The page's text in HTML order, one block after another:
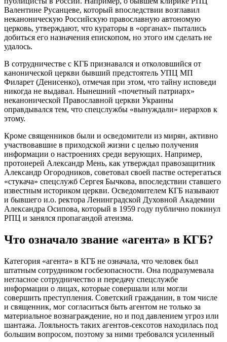
Валентине Русанцеве, который впоследствии возглавил
неканоническую Российскую православную автономую
церковь, утверждают, что кураторы в «органах» пытались
добиться его назначения епископом, но этого им сделать не
удалось.
В сотрудничестве с КГБ признавался и отколовшийся от
канонической церкви бывший предстоятель УПЦ МП
Филарет (Денисенко), отмечая при этом, что тайну исповеди
никогда не выдавал. Нынешний «почетный патриарх»
неканонической Православной церкви Украины
оправдывался тем, что спецслужбы «вынуждали» иерархов к
этому.
Кроме священников были и осведомители из мирян, активно
участвовавшие в приходской жизни с целью получения
информации о настроениях среди верующих. Например,
протоиерей Александр Мень, как утверждал правозащитник
Александр Огородников, советовал своей пастве остерегаться
«стукача» спецслужб Сергея Бычкова, впоследствии ставшего
известным историком церкви. Осведомителем КГБ называют
и бывшего и.о. ректора Ленинградской Духовной Академии
Александра Осипова, который в 1959 году публично покинул
РПЦ и занялся пропагандой атеизма.
Что означало звание «агента» в КГБ?
Категория «агента» в КГБ не означала, что человек был
штатным сотрудником госбезопасности. Она подразумевала
негласное сотрудничество и передачу спецслужбе
информации о лицах, которые совершали или могли
совершить преступления. Советский гражданин, в том числе
и священник, мог согласиться быть агентом не только за
материальное вознаграждение, но и под давлением угроз или
шантажа. Лояльность таких агентов-сексотов находилась под
большим вопросом, поэтому за ними требовался усиленный